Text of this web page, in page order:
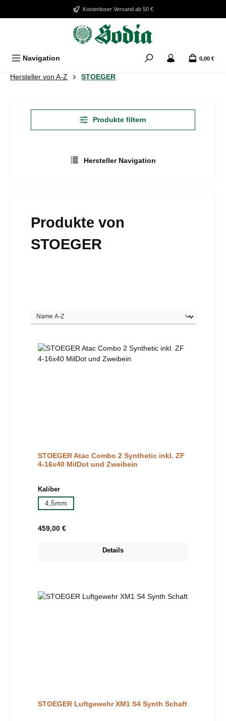
Zum Hauptinhalt springenKostenloser Versand ab 50 €
Navigation 0,00 €
Hersteller von A-Z STOEGER
Produkte filtern
Hersteller Navigation
Produkte von
STOEGER
STOEGER Atac Combo 2 Synthetic inkl. ZF
4-16x40 MilDot und Zweibein
Kaliberauswählen
4,5mm
Regulärer Preis:
459,00 €
Details
STOEGER Luftgewehr XM1 S4 Synth Schaft